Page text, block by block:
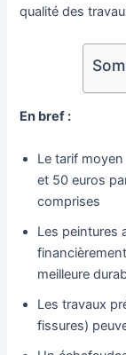
qualité des
En bref :
Le tarif
et 50 euros
comprises
Les peintures
meilleure
Les travaux
fissures)